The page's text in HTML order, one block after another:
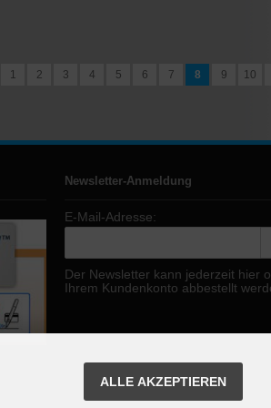
1 2 3 4 5 6 7 8 9 10
Newsletter-Anmeldung
E-Mail-Adresse:
Der Newsletter kann jederzeit hier
Ihrem Kundenkonto abbestellt
ALLE AKZEPTIEREN